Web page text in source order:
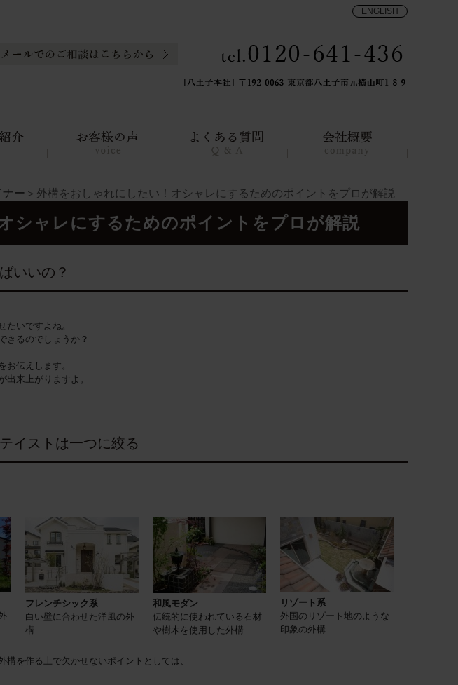
ENGLISH
ナー ＞外構をおしゃれにしたい！オシャレにするためのポイントをプロが解説
シャレにするためのポイントをプロが解説
いいの？
たいですよね。
きるのでしょうか？
お伝えします。
来上がりますよ。
イストは一つに絞る
フレンチシック系
白い壁に合わせた洋風の外
構
和風モダン
伝統的に使われている石材
や樹木を使用した外構
リゾート系
外国のリゾート地のような
印象の外構
構を作る上で欠かせないポイントとしては、